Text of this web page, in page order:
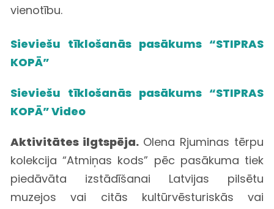
vienotību.
Sieviešu tīklošanās pasākums “STIPRAS
KOPĀ”
Sieviešu tīklošanās pasākums “STIPRAS
KOPĀ” Video
Aktivitātes ilgtspēja. Olena Rjuminas tērpu
kolekcija “Atmiņas kods” pēc pasākuma tiek
piedāvāta izstādīšanai Latvijas pilsētu
muzejos vai citās kultūrvēsturiskās vai